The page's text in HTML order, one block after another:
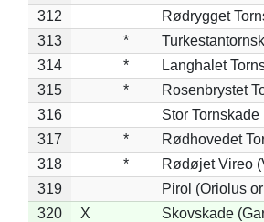
312
Rødrygget
313
*
314
*
Langhalet
315
*
Rosenbrystet
316
Stor
317
*
Rødhovedet
318
*
Rødøjet Vireo
319
Pirol (Oriolus
320
X
Skovskade